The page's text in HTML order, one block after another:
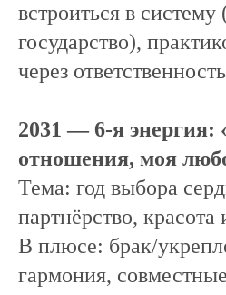
встроиться в систему
государство),
через
2031 — 6-я
отношения, моя
Тема: год выбора
партнёрство, красота
В плюсе: брак/
гармония,